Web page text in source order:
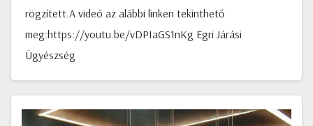
rögzített.A videó az alábbi linken tekinthető
meg:https://youtu.be/vDPIaGS1nKg Egri Járási
Ügyészség